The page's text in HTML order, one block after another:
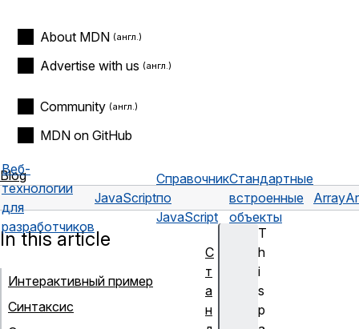
About MDN
Advertise with us
Community
MDN on GitHub
Blog
Веб-
технологии
для
разработчиков
JavaScript
Справочник
по
JavaScript
Стандартные
встроенные
объекты
Array
T
h
i
s
p
In this article
Интерактивный пример
Синтаксис
С
т
а
н